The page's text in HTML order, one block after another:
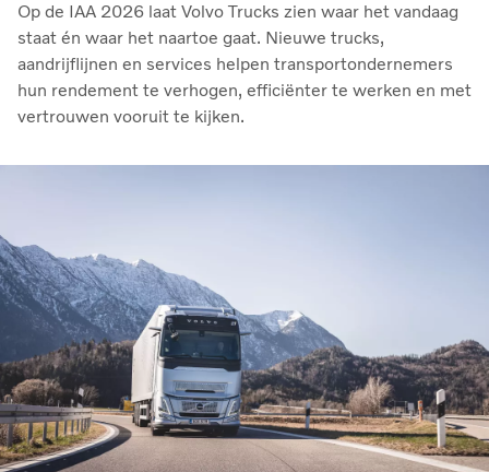
Op de IAA 2026 laat Volvo Trucks zien waar het vandaag
staat én waar het naartoe gaat. Nieuwe trucks,
aandrijflijnen en services helpen transportondernemers
hun rendement te verhogen, efficiënter te werken en met
vertrouwen vooruit te kijken.